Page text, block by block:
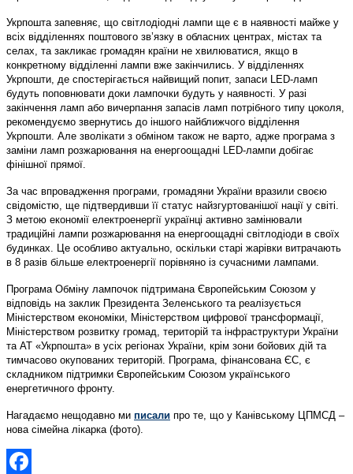
Укрпошта запевняє, що світлодіодні лампи ще є в наявності майже у
всіх відділеннях поштового зв’язку в обласних центрах, містах та
селах, та закликає громадян країни не хвилюватися, якщо в
конкретному відділенні лампи вже закінчились. У відділеннях
Укрпошти, де спостерігається найвищий попит, запаси LED-ламп
будуть поповнювати доки лампочки будуть у наявності. У разі
закінчення ламп або вичерпання запасів ламп потрібного типу цоколя,
рекомендуємо звернутись до іншого найближчого відділення
Укрпошти. Але зволікати з обміном також не варто, адже програма з
заміни ламп розжарювання на енергоощадні LED-лампи добігає
фінішної прямої.
За час впровадження програми, громадяни України вразили своєю
свідомістю, ще підтвердивши її статус найзгуртованішої нації у світі.
З метою економії електроенергії українці активно замінювали
традиційні лампи розжарювання на енергоощадні світлодіоди в своїх
будинках. Це особливо актуально, оскільки старі жарівки витрачають
в 8 разів більше електроенергії порівняно із сучасними лампами.
Програма Обміну лампочок підтримана Європейським Союзом у
відповідь на заклик Президента Зеленського та реалізується
Міністерством економіки, Міністерством цифрової трансформації,
Міністерством розвитку громад, територій та інфраструктури України
та АТ «Укрпошта» в усіх регіонах України, крім зони бойових дій та
тимчасово окупованих територій. Програма, фінансована ЄС, є
складником підтримки Європейським Союзом українського
енергетичного фронту.
Нагадаємо нещодавно ми писали про те, що у Канівському ЦПМСД –
нова сімейна лікарка (фото).